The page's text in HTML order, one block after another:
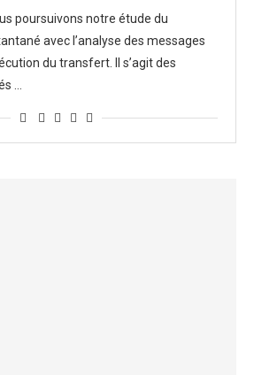
poursuivons notre étude du
avec l’analyse des messages
du transfert. Il s’agit des
…